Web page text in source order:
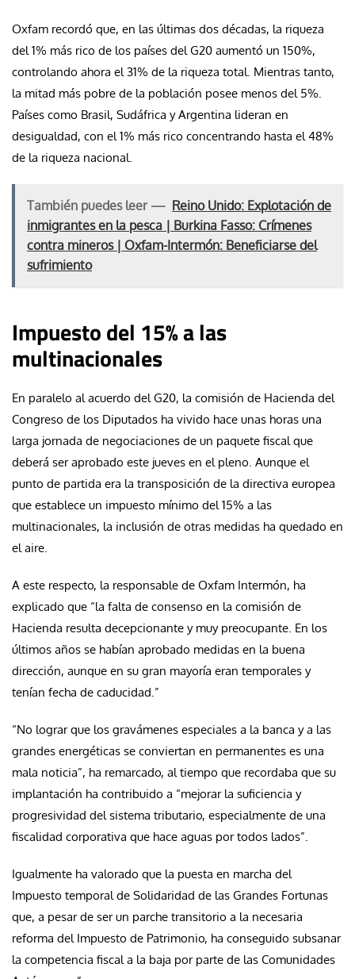
Oxfam recordó que, en las últimas dos décadas, la riqueza
del 1% más rico de los países del G20 aumentó un 150%,
controlando ahora el 31% de la riqueza total. Mientras tanto,
la mitad más pobre de la población posee menos del 5%.
Países como Brasil, Sudáfrica y Argentina lideran en
desigualdad, con el 1% más rico concentrando hasta el 48%
de la riqueza nacional.
También puedes leer — Reino Unido: Explotación de
inmigrantes en la pesca | Burkina Fasso: Crímenes
contra mineros | Oxfam-Intermón: Beneficiarse del
sufrimiento
Impuesto del 15% a las
multinacionales
En paralelo al acuerdo del G20, la comisión de Hacienda del
Congreso de los Diputados ha vivido hace unas horas una
larga jornada de negociaciones de un paquete fiscal que
deberá ser aprobado este jueves en el pleno. Aunque el
punto de partida era la transposición de la directiva europea
que establece un impuesto mínimo del 15% a las
multinacionales, la inclusión de otras medidas ha quedado en
el aire.
A este respecto, la responsable de Oxfam Intermón, ha
explicado que “la falta de consenso en la comisión de
Hacienda resulta decepcionante y muy preocupante. En los
últimos años se habían aprobado medidas en la buena
dirección, aunque en su gran mayoría eran temporales y
tenían fecha de caducidad.”
“No lograr que los gravámenes especiales a la banca y a las
grandes energéticas se conviertan en permanentes es una
mala noticia”, ha remarcado, al tiempo que recordaba que su
implantación ha contribuido a “mejorar la suficiencia y
progresividad del sistema tributario, especialmente de una
fiscalidad corporativa que hace aguas por todos lados”.
Igualmente ha valorado que la puesta en marcha del
Impuesto temporal de Solidaridad de las Grandes Fortunas
que, a pesar de ser un parche transitorio a la necesaria
reforma del Impuesto de Patrimonio, ha conseguido subsanar
la competencia fiscal a la baja por parte de las Comunidades